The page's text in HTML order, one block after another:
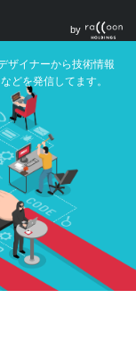
ザイナーから技術情報
どを発信してます。
by